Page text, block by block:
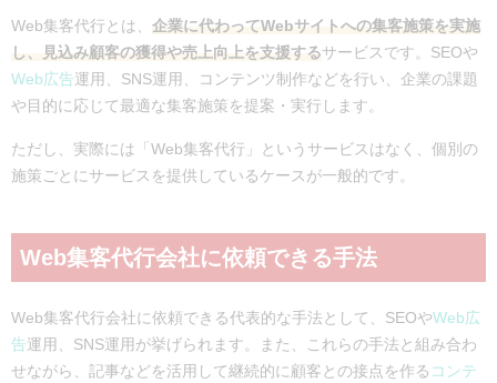
Web集客の成功事例
SEOの事例｜株式会社大塚商会
Web広告の事例｜NTT西日本
Web集客代行会社に依頼する際の注意点
Web集客代行に関するよくある質問
社内にマーケティング担当者がいなくても依頼できる？
まとめ
Web集客代行とは、 企業に代わってWebサイトへの集客施策を実施
し、見込み顧客の獲得や売上向上を支援するサービスです。SEOや
Web広告運用、SNS運用、コンテンツ制作などを行い、企業の課題
や目的に応じて最適な集客施策を提案・実行します。
ただし、実際には「Web集客代行」というサービスはなく、個別の
施策ごとにサービスを提供しているケースが一般的です。
Web集客代行会社に依頼できる手法
Web集客代行会社に依頼できる代表的な手法として、SEOやWeb広
告運用、SNS運用が挙げられます。また、これらの手法と組み合わ
せながら、記事などを活用して継続的に顧客との接点を作る コンテ